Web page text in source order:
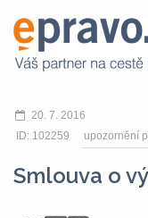
20. 7. 2016
ID: 102259
upozornění
Smlouva o